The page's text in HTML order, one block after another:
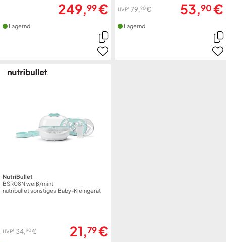
249,99€
Lagernd
UVP1 79,90€ 53,90€
Lagernd
NutriBullet
BSR08N weiß/mint
nutribullet sonstiges Baby-Kleingerät
UVP1 34,90€ 21,79€